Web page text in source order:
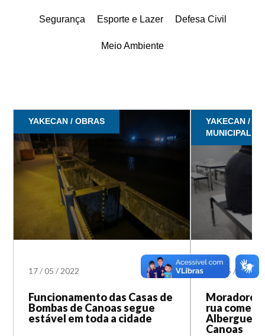
Segurança Esporte e Lazer Defesa Civil
Meio Ambiente
YAKECAN / OBRAS
17 /05 /2022
Funcionamento das Casas de
Bombas de Canoas segue
estável em toda a cidade
YAKECAN /
MUNICIPAL
05 / 2022
Moradores
rua
Albergue
Canoas